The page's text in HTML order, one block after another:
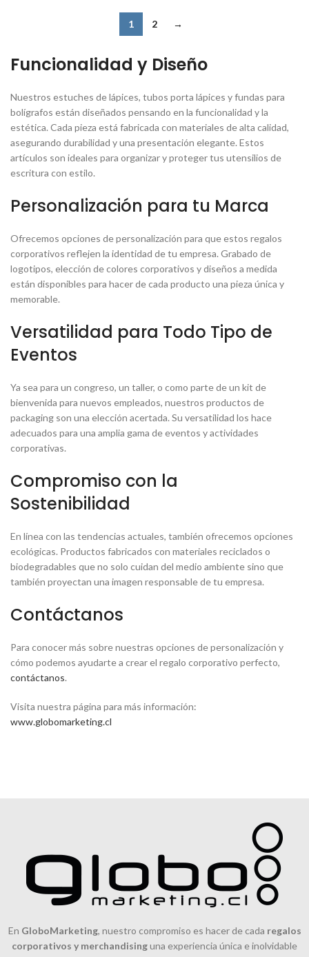
1 2 →
Funcionalidad y Diseño
Nuestros estuches de lápices, tubos porta lápices y fundas para
bolígrafos están diseñados pensando en la funcionalidad y la
estética. Cada pieza está fabricada con materiales de alta calidad,
asegurando durabilidad y una presentación elegante. Estos
artículos son ideales para organizar y proteger tus utensilios de
escritura con estilo.
Personalización para tu Marca
Ofrecemos opciones de personalización para que estos regalos
corporativos reflejen la identidad de tu empresa. Grabado de
logotipos, elección de colores corporativos y diseños a medida
están disponibles para hacer de cada producto una pieza única y
memorable.
Versatilidad para Todo Tipo de
Eventos
Ya sea para un congreso, un taller, o como parte de un kit de
bienvenida para nuevos empleados, nuestros productos de
packaging son una elección acertada. Su versatilidad los hace
adecuados para una amplia gama de eventos y actividades
corporativas.
Compromiso con la
Sostenibilidad
En línea con las tendencias actuales, también ofrecemos opciones
ecológicas. Productos fabricados con materiales reciclados o
biodegradables que no solo cuidan del medio ambiente sino que
también proyectan una imagen responsable de tu empresa.
Contáctanos
Para conocer más sobre nuestras opciones de personalización y
cómo podemos ayudarte a crear el regalo corporativo perfecto,
contáctanos.
Visita nuestra página para más información:
www.globomarketing.cl
En GloboMarketing, nuestro compromiso es hacer de cada regalos
corporativos y merchandisinguna experiencia única e inolvidable